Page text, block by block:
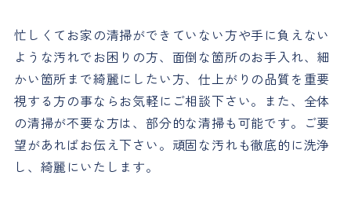
忙しくてお家の清掃ができていない方や手に負えない
ような汚れでお困りの方、面倒な箇所のお手入れ、細
かい箇所まで綺麗にしたい方、仕上がりの品質を重要
視する方の事ならお気軽にご相談下さい。また、全体
の清掃が不要な方は、部分的な清掃も可能です。ご要
望があればお伝え下さい。頑固な汚れも徹底的に洗浄
し、綺麗にいたします。